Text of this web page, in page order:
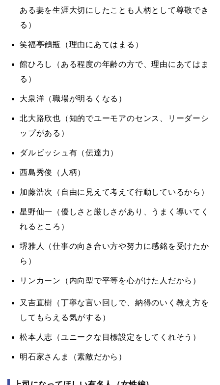
ある妻を生涯大切にしたことも人柄として尊敬でき
る）
笑福亭鶴瓶（理由にあてはまる）
館ひろし（ある程度の年齢の方で、理由にあてはま
る）
大泉洋（職場が明るくなる）
北大路欣也（知的でユーモアのセンス、リーダーシ
ップがある）
ダルビッシュ有（伝達力）
西島秀俊（人柄）
加藤浩次（自由に見えて考えて行動しているから）
星野仙一（優しさと厳しさがあり、うまく導いてく
れるところ）
堺雅人（仕事の向き合い方や努力に感銘を受けたか
ら）
リンカーン（内向型で平等を心がけた人だから）
又吉直樹（丁寧な言い回しで、納得のいく教え方を
してもらえる気がする）
松本人志（ユニークな目標設定をしてくれそう）
明石家さんま（素敵だから）